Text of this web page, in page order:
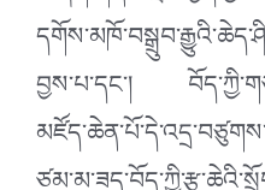
བྱས་པ་དང་།